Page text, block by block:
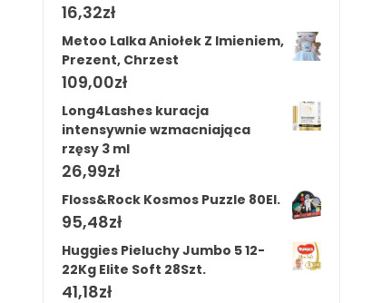
16,32zł
Metoo Lalka Aniołek Z Imieniem,
Prezent, Chrzest
109,00zł
Long4Lashes kuracja
intensywnie wzmacniająca
rzęsy 3 ml
26,99zł
Floss&Rock Kosmos Puzzle 80El.
95,48zł
Huggies Pieluchy Jumbo 5 12-
22Kg Elite Soft 28Szt.
41,18zł